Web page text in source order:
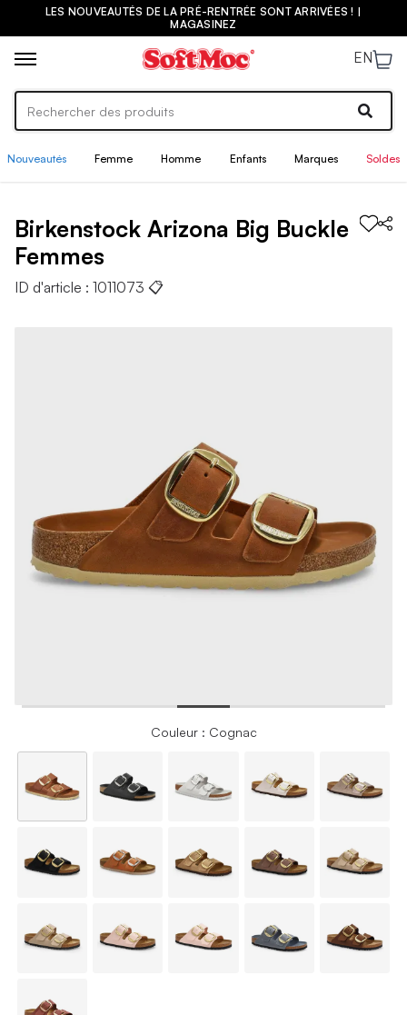
LES NOUVEAUTÉS DE LA PRÉ-RENTRÉE SONT ARRIVÉES ! |
MAGASINEZ
EN
Nouveautés Femme Homme Enfants Marques Soldes
Birkenstock Arizona Big Buckle
Femmes
ID d'article : 1011073 📋
Couleur : Cognac